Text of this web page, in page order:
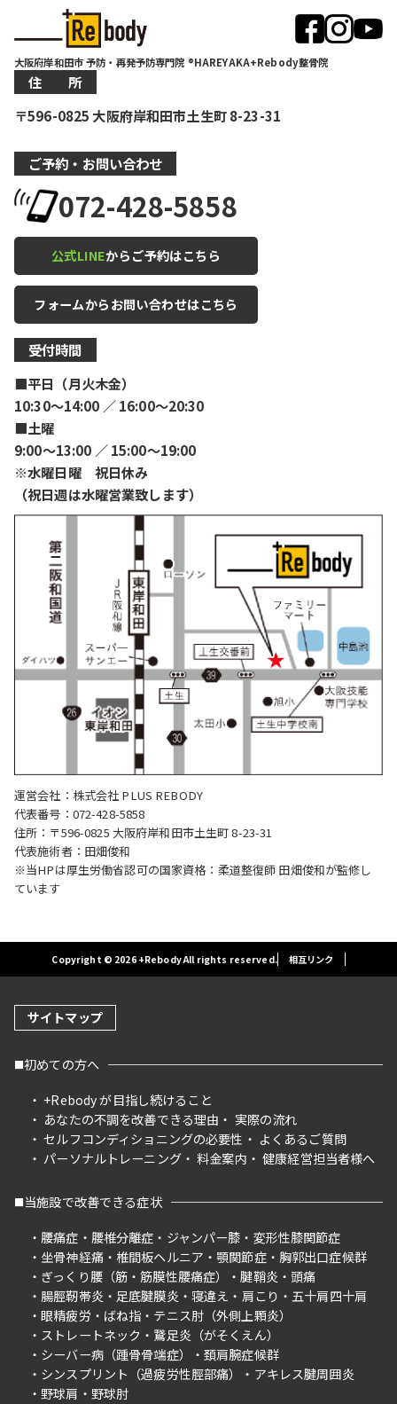
大阪府岸和田市 予防・再発予防専門院 ®HAREYAKA+Rebody整骨院
住 所
〒596-0825 大阪府岸和田市土生町 8-23-31
ご予約・お問い合わせ
072-428-5858
公式LINEからご予約はこちら
フォームからお問い合わせはこちら
受付時間
■平日（月火木金）
10:30〜14:00 ／ 16:00〜20:30
■土曜
9:00〜13:00 ／ 15:00〜19:00
※水曜日曜 祝日休み
（祝日週は水曜営業致します）
運営会社：株式会社 PLUS REBODY
代表番号：072-428-5858
住所：〒596-0825 大阪府岸和田市土生町 8-23-31
代表施術者：田畑俊和
※当HPは厚生労働省認可の国家資格：柔道整復師 田畑俊和が監修し
ています
Copyright © 2026 +Rebody All rights reserved. 相互リンク
サイトマップ
初めての方へ
+Rebody が目指し続けること
あなたの不調を改善できる理由
実際の流れ
セルフコンディショニングの必要性
よくあるご質問
パーソナルトレーニング
料金案内 健康経営担当者様へ
当施設で改善できる症状
腰痛症
腰椎分離症 ジャンパー膝
変形性膝関節症
坐骨神経痛
椎間板ヘルニア 顎関節症
胸郭出口症候群
ぎっくり腰（筋・筋膜性腰痛症）
腱鞘炎
頭痛
腸脛靭帯炎
足底腱膜炎 寝違え 肩こり
五十肩四十肩
眼精疲労
ばね指
テニス肘（外側上顆炎）
ストレートネック
鵞足炎（がそくえん）
シーバー病（踵骨骨端症）
頚肩腕症候群
シンスプリント（過疲労性脛部痛）
アキレス腱周囲炎
野球肩
野球肘